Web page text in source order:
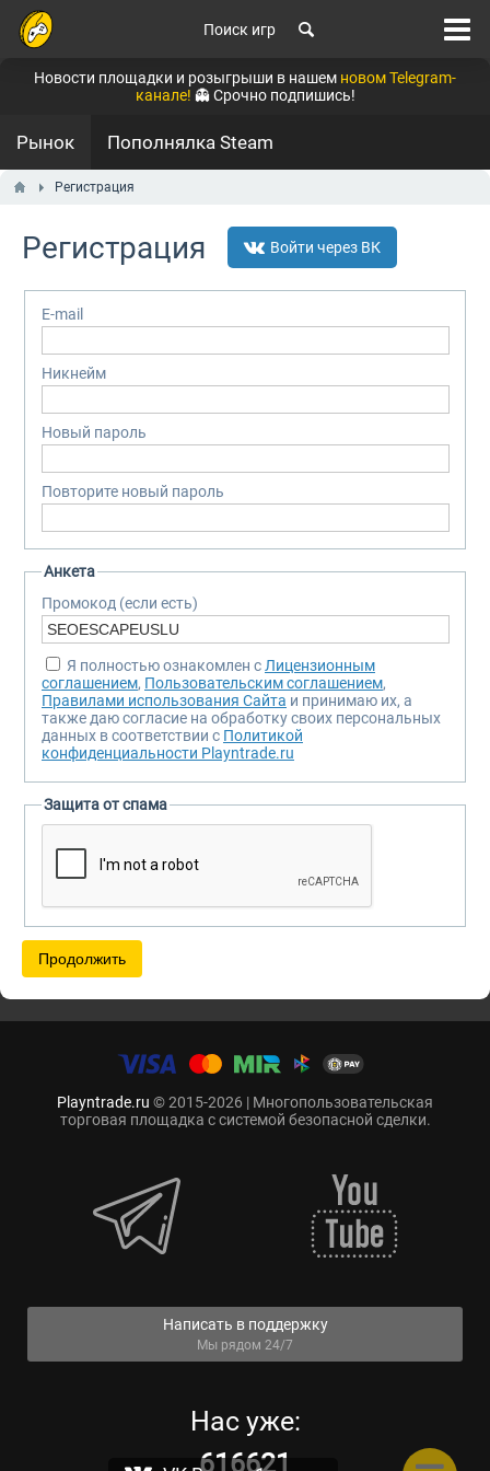
Поиск игр
Новости площадки и розыгрыши в нашем новом Telegram-
канале! 👻 Срочно подпишись!
Рынок Пополнялка Steam
Регистрация
Регистрация Войти через ВК
E-mail
Никнейм
Новый пароль
Повторите новый пароль
Анкета
Промокод (если есть)
Я полностью ознакомлен с Лицензионным
соглашением, Пользовательским соглашением,
Правилами использования Сайта и принимаю их, а
также даю согласие на обработку своих персональных
данных в соответствии с Политикой
конфиденциальности Playntrade.ru
Защита от спама
Playntrade.ru © 2015-2026 | Многопользовательская
торговая площадка с системой безопасной сделки.
Написать в поддержку
Мы рядом 24/7
Нас уже:
616621